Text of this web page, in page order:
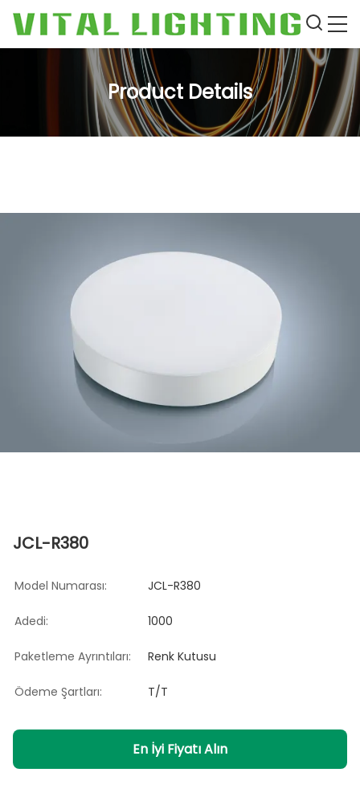
Product Details
JCL-R380
Model Numarası: JCL-R380
Adedi: 1000
Paketleme Ayrıntıları: Renk Kutusu
Ödeme Şartları: T/T
En İyi Fiyatı Alın